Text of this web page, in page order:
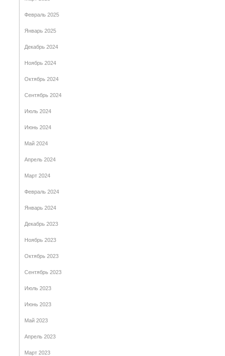
Февраль 2025
Январь 2025
Декабрь 2024
Ноябрь 2024
Октябрь 2024
Сентябрь 2024
Июль 2024
Июнь 2024
Май 2024
Апрель 2024
Март 2024
Февраль 2024
Январь 2024
Декабрь 2023
Ноябрь 2023
Октябрь 2023
Сентябрь 2023
Июль 2023
Июнь 2023
Май 2023
Апрель 2023
Март 2023